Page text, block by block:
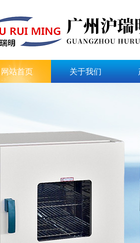
网站首页 关于我们